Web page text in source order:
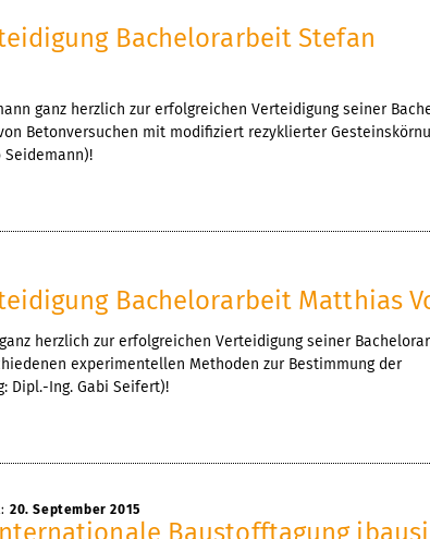
Bachelorarbeit Stefan
ganz herzlich zur erfolgreichen Verteidigung seiner
Betonversuchen mit modifiziert rezyklierter
Seidemann)!
Bachelorarbeit Matthias
herzlich zur erfolgreichen Verteidigung seiner
experimentellen Methoden zur Bestimmung der
Dipl.-Ing. Gabi Seifert)!
20. September 2015
Baustofftagung